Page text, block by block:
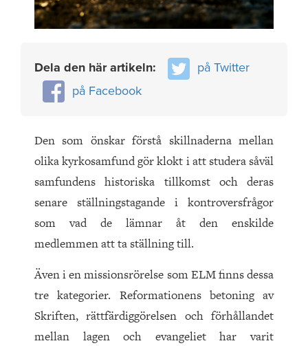
Dela den här artikeln:
på Twitter
på Facebook
Den som önskar förstå skillnaderna mellan
olika kyrkosamfund gör klokt i att studera såväl
samfundens historiska tillkomst och deras
senare ställningstagande i kontroversfrågor
som vad de lämnar åt den enskilde
medlemmen att ta ställning till.
Även i en missionsrörelse som ELM finns dessa
tre kategorier. Reformationens betoning av
Skriften, rättfärdiggörelsen och förhållandet
mellan lagen och evangeliet har varit